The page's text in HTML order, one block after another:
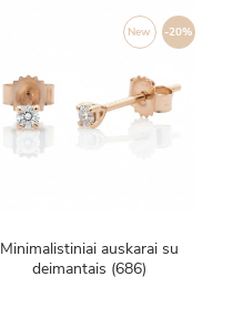
-20%
New
Minimalistiniai auskarai su
deimantais (686)